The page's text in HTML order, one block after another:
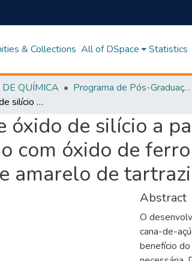
& Collections All of DSpace Statistics
DE QUÍMICA Programa de Pós-Graduação em Química - PPGQ
Síntese de óxido de silício a partir do bagaço da cana-de-açúcar modificado com óxido de ferro magnético: aplicação em fotodegradação do corante amarelo de tartrazina
óxido de silício a
com óxido de
amarelo de
Abstract
O
cana-de-
benefício